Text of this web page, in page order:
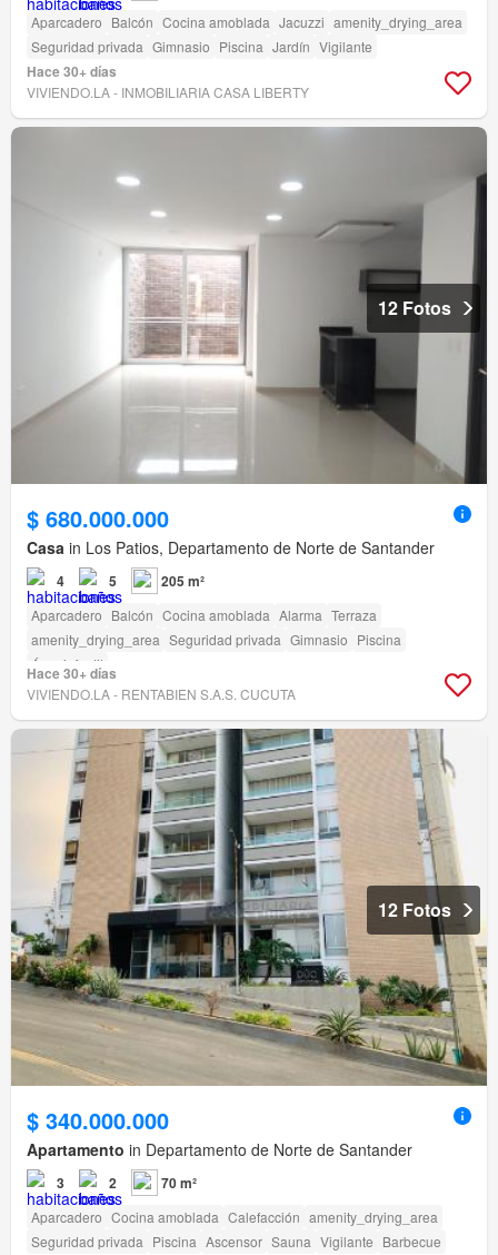
Aparcadero Balcón Cocina amoblada Jacuzzi amenity_drying_area
Seguridad privada Gimnasio Piscina Jardín Vigilante
Hace 30+ días
VIVIENDO.LA - INMOBILIARIA CASA LIBERTY
12 Fotos
$ 680.000.000
Casa in Los Patios, Departamento de Norte de Santander
4 5 205 m²
Aparcadero Balcón Cocina amoblada Alarma Terraza
amenity_drying_area Seguridad privada Gimnasio Piscina
Área infantil
Hace 30+ días
VIVIENDO.LA - RENTABIEN S.A.S. CUCUTA
12 Fotos
$ 340.000.000
Apartamento in Departamento de Norte de Santander
3 2 70 m²
Aparcadero Cocina amoblada Calefacción amenity_drying_area
Seguridad privada Piscina Ascensor Sauna Vigilante Barbecue